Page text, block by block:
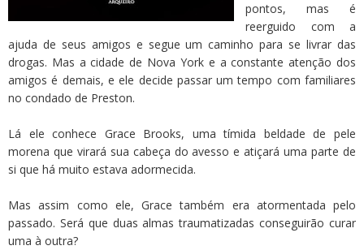
pontos, mas é
reerguido com a
ajuda de seus amigos e segue um caminho para se livrar das
drogas. Mas a cidade de Nova York e a constante atenção dos
amigos é demais, e ele decide passar um tempo com familiares
no condado de Preston.
Lá ele conhece Grace Brooks, uma tímida beldade de pele
morena que virará sua cabeça do avesso e atiçará uma parte de
si que há muito estava adormecida.
Mas assim como ele, Grace também era atormentada pelo
passado. Será que duas almas traumatizadas conseguirão curar
uma à outra?